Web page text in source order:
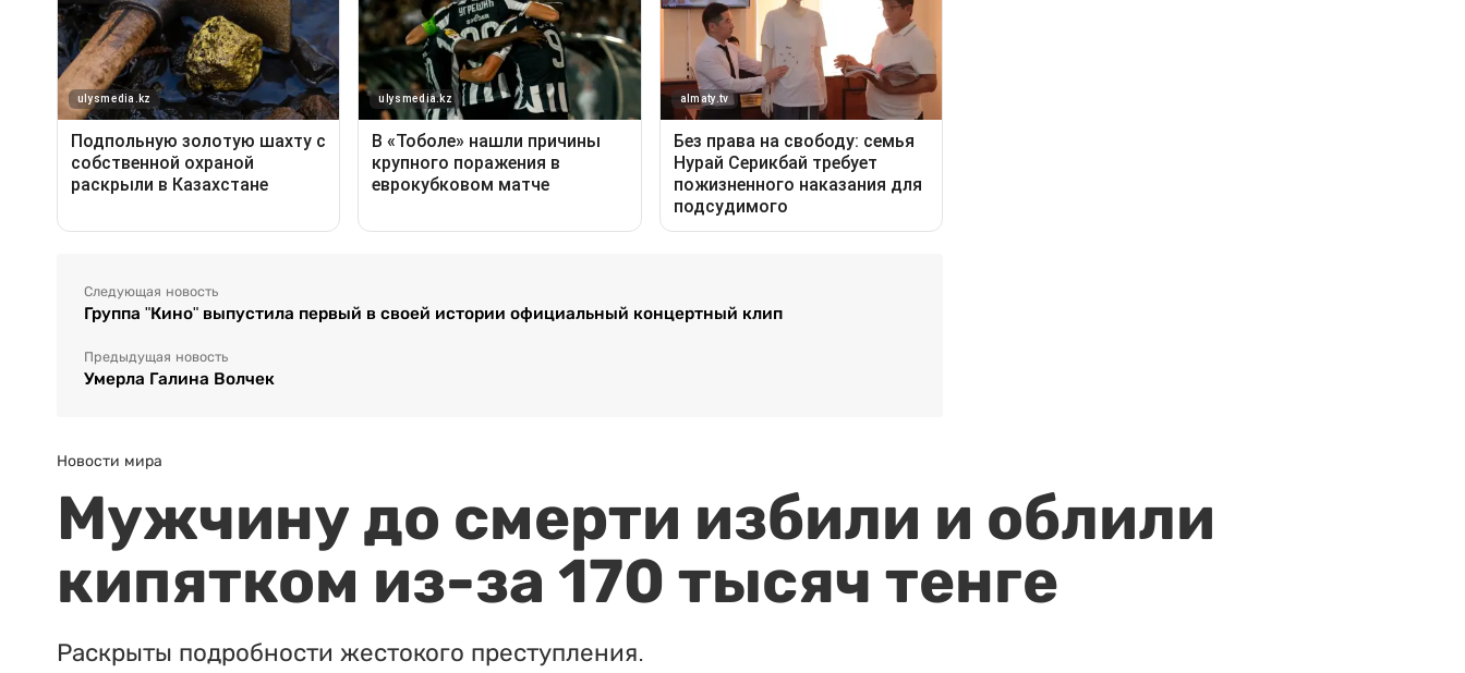
Следующая новость
Группа "Кино" выпустила первый в своей истории официальный концертный клип
Предыдущая новость
Умерла Галина Волчек
Новости мира
Мужчину до смерти избили и облили
кипятком из-за 170 тысяч тенге
Раскрыты подробности жестокого преступления.